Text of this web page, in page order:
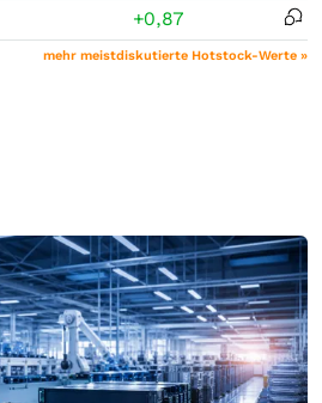
+0,87
mehr meistdiskutierte Hotstock-Werte »